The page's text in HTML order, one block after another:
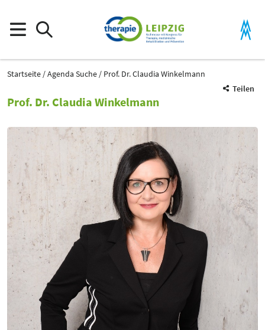
Startseite Agenda Suche
Prof. Dr. Claudia Winkelmann
Teilen
Prof. Dr. Claudia Winkelmann